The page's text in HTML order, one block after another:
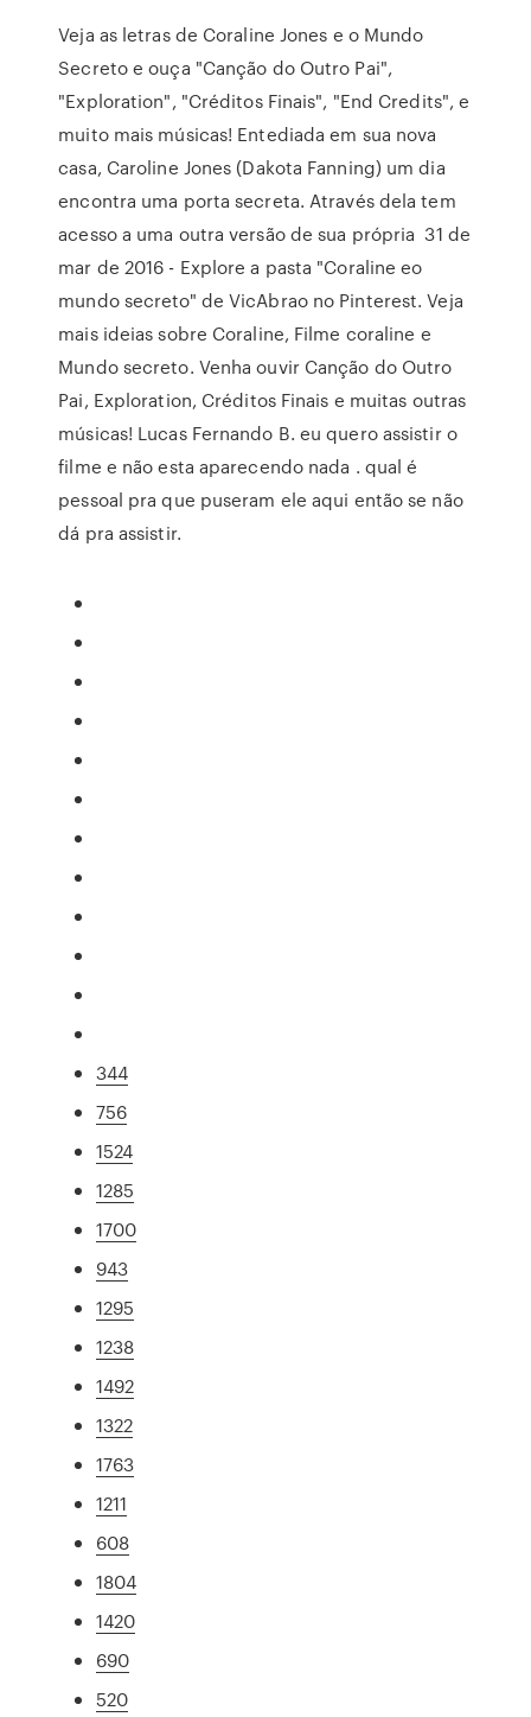
Veja as letras de Coraline Jones e o Mundo
Secreto e ouça "Canção do Outro Pai",
"Exploration", "Créditos Finais", "End Credits", e
muito mais músicas! Entediada em sua nova
casa, Caroline Jones (Dakota Fanning) um dia
encontra uma porta secreta. Através dela tem
acesso a uma outra versão de sua própria 31 de
mar de 2016 - Explore a pasta "Coraline eo
mundo secreto" de VicAbrao no Pinterest. Veja
mais ideias sobre Coraline, Filme coraline e
Mundo secreto. Venha ouvir Canção do Outro
Pai, Exploration, Créditos Finais e muitas outras
músicas! Lucas Fernando B. eu quero assistir o
filme e não esta aparecendo nada . qual é
pessoal pra que puseram ele aqui então se não
dá pra assistir.
344
756
1524
1285
1700
943
1295
1238
1492
1322
1763
1211
608
1804
1420
690
520